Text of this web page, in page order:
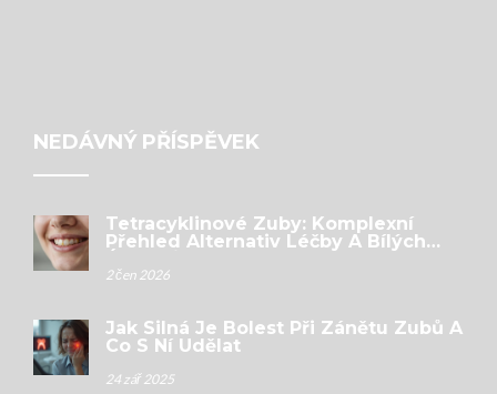
NEDÁVNÝ PŘÍSPĚVEK
Tetracyklinové Zuby: Komplexní
Přehled Alternativ Léčby A Bílých
2 čen 2026
Jak Silná Je Bolest Při Zánětu Zubů A
Co S Ní Udělat
24 zář 2025